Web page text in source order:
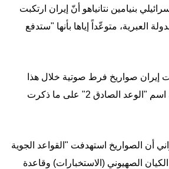
بنيامين نتانياهو أنّ إيران ارتكبت
العبرية، متوعّداً إياها بأنها "ستدفع
إيران صواريخ فرط صوتية خلال هذا
الهجوم الذي أطلق عليه اسم "الوعد الصادق 2" على ما ذكرت
أن الصواريخ استهدفت "القواعد الجوية
الصهيوني (الاستخبارات) وقاعدة